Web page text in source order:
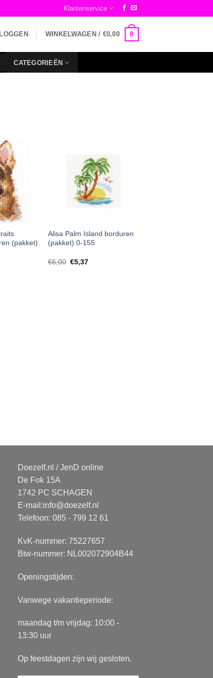
Klantenservice
WINKELWAGEN / €0,00 0
CATEGORIEËN
(pakket)
Alisa Palm Island borduren
(pakket) 0-155
€6,00 €5,37
Doezelf.nl / JenD online
De Fok 15A
1742 PC SCHAGEN
E-mail:info@doezelf.nl
Telefoon: 085 - 799 12 61
KvK-nummer: 75227657
Btw-nummer: NL002072904B44
Openingstijden:
Vanwege vakantieperiode:
maandag t/m vrijdag: 10:00 -
13:30 uur
Op feestdagen zijn wij gesloten.